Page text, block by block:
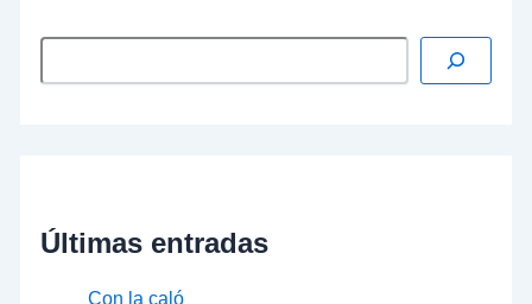
Últimas entradas
Con la caló